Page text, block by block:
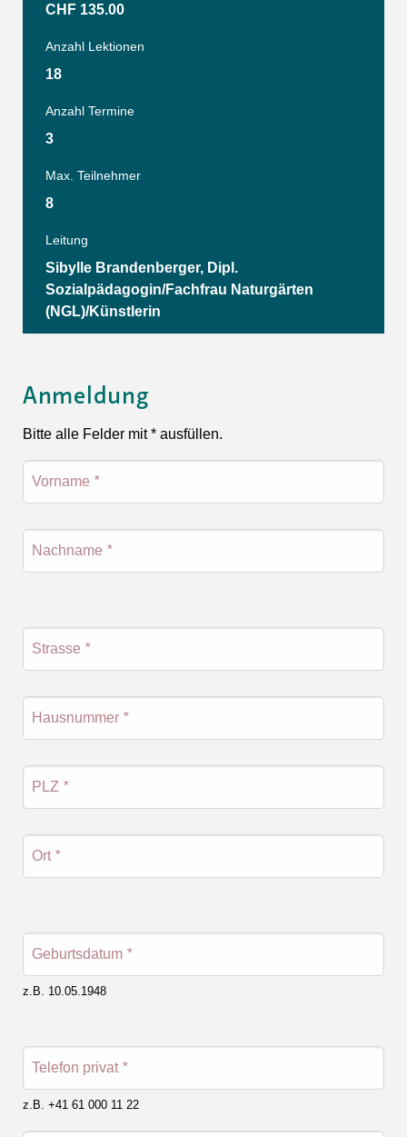
CHF 135.00
Anzahl Lektionen
18
Anzahl Termine
3
Max. Teilnehmer
8
Leitung
Sibylle Brandenberger, Dipl.
Sozialpädagogin/Fachfrau Naturgärten
(NGL)/Künstlerin
Anmeldung
Bitte alle Felder mit * ausfüllen.
Vorname *
Nachname *
Strasse *
Hausnummer *
PLZ *
Ort *
Geburtsdatum *
z.B. 10.05.1948
Telefon privat *
z.B. +41 61 000 11 22